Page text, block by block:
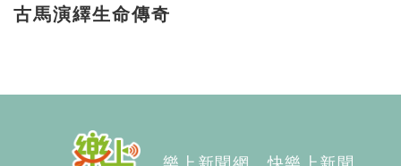
古馬演繹生命傳奇